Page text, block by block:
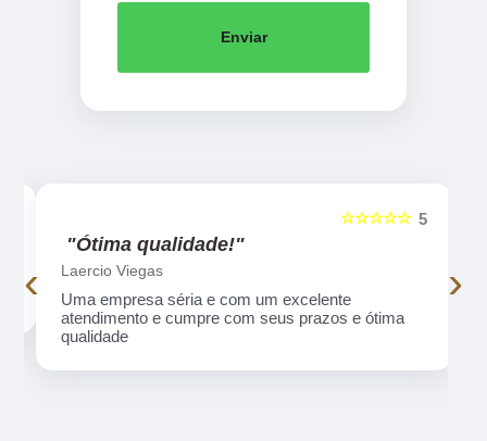
Enviar
5
☆☆☆☆☆
"Ótima qualidade!"
Laercio Viegas
Uma empresa séria e com um excelente
atendimento e cumpre com seus prazos e ótima
qualidade
‹ ›